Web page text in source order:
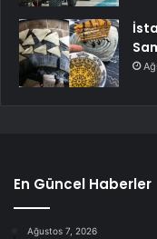
En Güncel Haberler
Ağustos 7, 2026